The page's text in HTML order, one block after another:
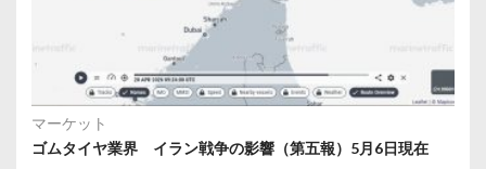
マーケット
ゴムタイヤ業界 イラン戦争の影響（第五報）5月6日現在